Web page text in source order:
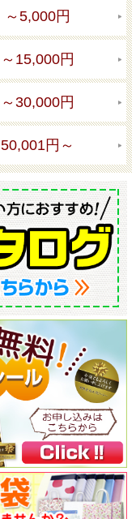
～5,000円
～15,000円
～30,000円
50,001円～